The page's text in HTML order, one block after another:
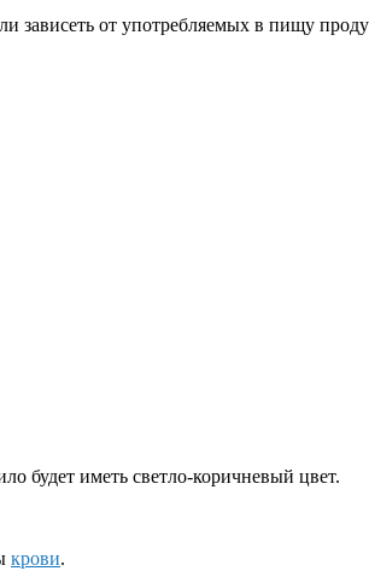
зависеть от употребляемых в пищу
будет иметь светло-коричневый цвет.
крови.